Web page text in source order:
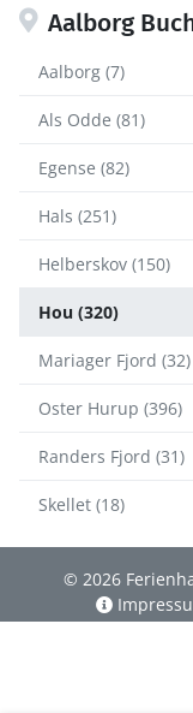
Aalborg
Aalborg (7)
Als Odde (81)
Egense (82)
Hals (251)
Helberskov (150)
Hou (320)
Mariager Fjord (32)
Oster Hurup (396)
Randers Fjord (31)
Skellet (18)
© 2026